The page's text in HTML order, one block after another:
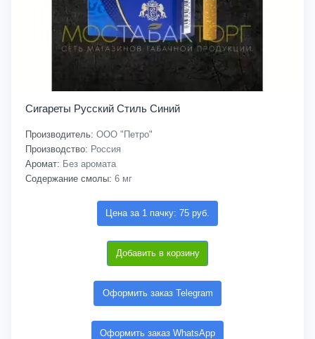
Сигареты Русский Стиль Синий
Производитель: ООО "Петро"
Производство: Россия
Аромат: Без аромата
Содержание смолы: 6 мг
Цена за 1 пачку: 75 руб.
Добавить в корзину
Оформить заказ Telegram
Оформить заказ WhatsApp